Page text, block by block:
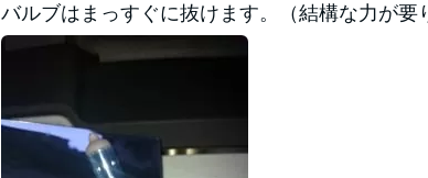
バルブはまっすぐに抜けます。（結構な力が要